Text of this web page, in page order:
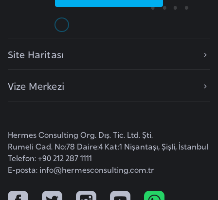
Site Haritası
Vize Merkezi
Hermes Consulting Org. Dış. Tic. Ltd. Şti.
Rumeli Cad. No:78 Daire:4 Kat:1 Nişantaşı, Şişli, İstanbul
Telefon: +90 212 287 1111
E-posta: info@hermesconsulting.com.tr
a
o
n
y
a